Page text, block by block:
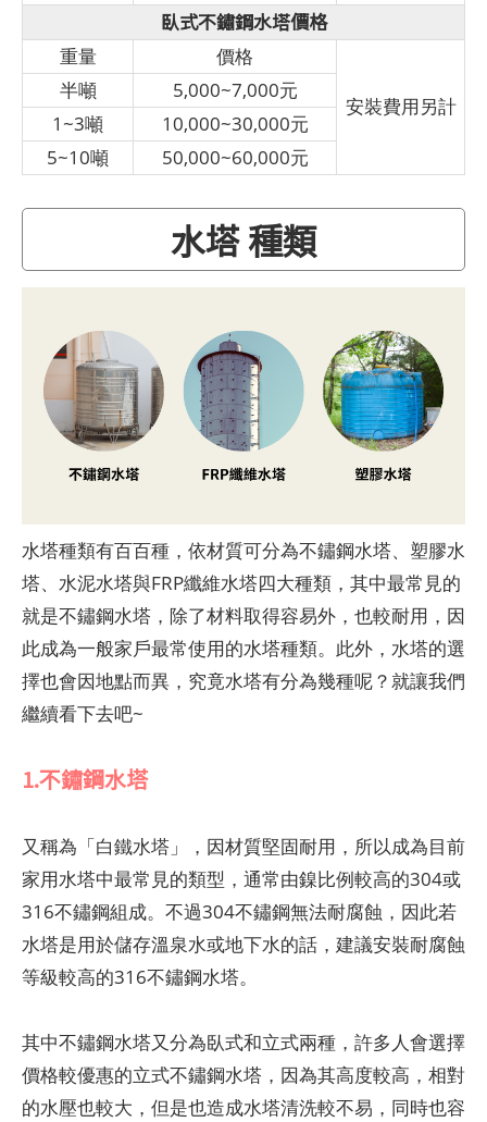
臥式不鏽鋼水塔價格
重量
價格
安裝費用另計
半噸
5,000~7,000元
1~3噸
10,000~30,000元
5~10噸
50,000~60,000元
水塔 種類
水塔種類有百百種，依材質可分為不鏽鋼水塔、塑膠水
塔、水泥水塔與FRP纖維水塔四大種類，其中最常見的
就是不鏽鋼水塔，除了材料取得容易外，也較耐用，因
此成為一般家戶最常使用的水塔種類。此外，水塔的選
擇也會因地點而異，究竟水塔有分為幾種呢？就讓我們
繼續看下去吧~
1.不鏽鋼水塔
又稱為「白鐵水塔」，因材質堅固耐用，所以成為目前
家用水塔中最常見的類型，通常由鎳比例較高的304或
316不鏽鋼組成。不過304不鏽鋼無法耐腐蝕，因此若
水塔是用於儲存溫泉水或地下水的話，建議安裝耐腐蝕
等級較高的316不鏽鋼水塔。
其中不鏽鋼水塔又分為臥式和立式兩種，許多人會選擇
價格較優惠的立式不鏽鋼水塔，因為其高度較高，相對
的水壓也較大，但是也造成水塔清洗較不易，同時也容